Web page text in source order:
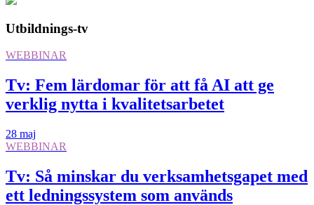
Utbildnings-tv
WEBBINAR
Tv: Fem lärdomar för att få AI att ge
verklig nytta i kvalitetsarbetet
28 maj
WEBBINAR
Tv: Så minskar du verksamhetsgapet med
ett ledningssystem som används